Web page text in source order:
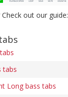
out our guide:
tabs
Long bass tabs